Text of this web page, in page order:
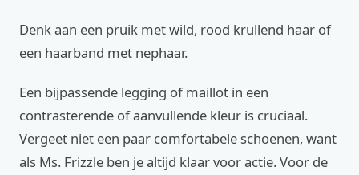
Denk aan een pruik met wild, rood krullend haar of
een haarband met nephaar.
Een bijpassende legging of maillot in een
contrasterende of aanvullende kleur is cruciaal.
Vergeet niet een paar comfortabele schoenen, want
als Ms. Frizzle ben je altijd klaar voor actie. Voor de